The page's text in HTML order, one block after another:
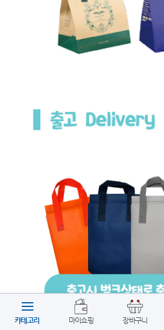
카테고리 마이쇼핑 장바구니